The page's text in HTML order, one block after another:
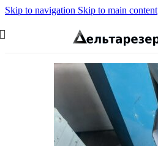
Skip to navigation Skip to main content